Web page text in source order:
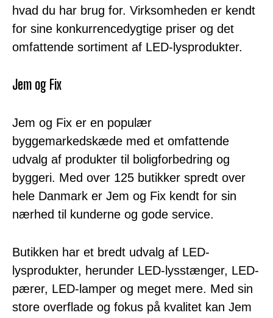
hvad du har brug for. Virksomheden er kendt
for sine konkurrencedygtige priser og det
omfattende sortiment af LED-lysprodukter.
Jem og Fix
Jem og Fix er en populær
byggemarkedskæde med et omfattende
udvalg af produkter til boligforbedring og
byggeri. Med over 125 butikker spredt over
hele Danmark er Jem og Fix kendt for sin
nærhed til kunderne og gode service.
Butikken har et bredt udvalg af LED-
lysprodukter, herunder LED-lysstænger, LED-
pærer, LED-lamper og meget mere. Med sin
store overflade og fokus på kvalitet kan Jem